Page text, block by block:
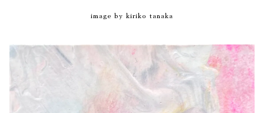
image by kiriko tanaka